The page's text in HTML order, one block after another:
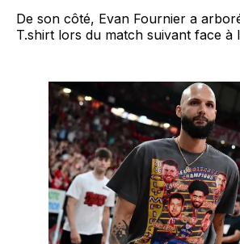
De son côté, Evan Fournier a
T.shirt lors du match suivant face à